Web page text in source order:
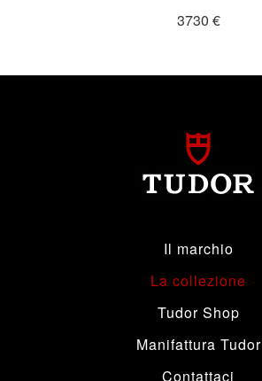
3730 €
Il marchio
La collezione
Tudor Shop
Manifattura Tudor
Contattaci